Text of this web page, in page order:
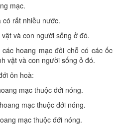
mạc.
có rất nhiều nước.
và con người sống ở đó.
hoang mạc đôi chỗ có các ốc
vật và con người sống ỏ đó.
ôn hoà:
mạc thuộc đới nóng.
mạc thuộc đới nóng.
mạc thuộc đới nóng.